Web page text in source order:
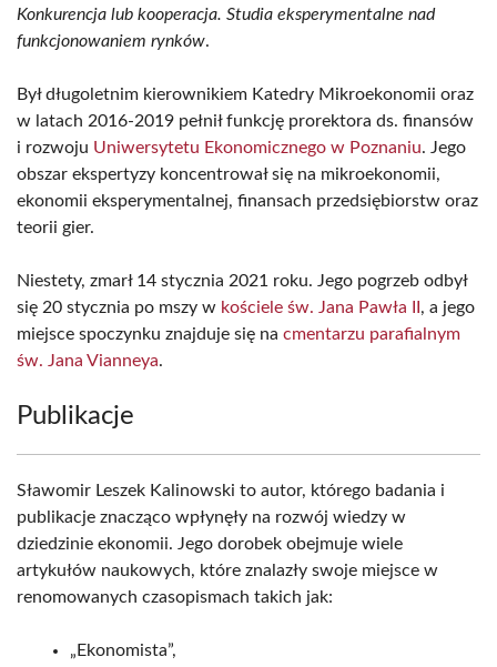
Konkurencja lub kooperacja. Studia eksperymentalne nad
funkcjonowaniem rynków.
Był długoletnim kierownikiem Katedry Mikroekonomii oraz
w latach 2016-2019 pełnił funkcję prorektora ds. finansów
i rozwoju Uniwersytetu Ekonomicznego w Poznaniu. Jego
obszar ekspertyzy koncentrował się na mikroekonomii,
ekonomii eksperymentalnej, finansach przedsiębiorstw oraz
teorii gier.
Niestety, zmarł 14 stycznia 2021 roku. Jego pogrzeb odbył
się 20 stycznia po mszy w kościele św. Jana Pawła II , a jego
miejsce spoczynku znajduje się na cmentarzu parafialnym
św. Jana Vianneya.
Publikacje
Sławomir Leszek Kalinowski to autor, którego badania i
publikacje znacząco wpłynęły na rozwój wiedzy w
dziedzinie ekonomii. Jego dorobek obejmuje wiele
artykułów naukowych, które znalazły swoje miejsce w
renomowanych czasopismach takich jak:
„Ekonomista”,